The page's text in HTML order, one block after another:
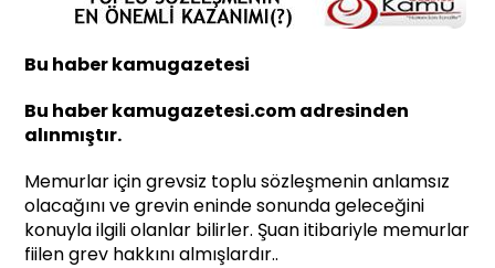
Bu haber kamugazetesi
Bu haber kamugazetesi.com adresinden
alınmıştır.
Memurlar için grevsiz toplu sözleşmenin anlamsız
olacağını ve grevin eninde sonunda geleceğini
konuyla ilgili olanlar bilirler. Şuan itibariyle memurlar
fiilen grev hakkını almışlardır..